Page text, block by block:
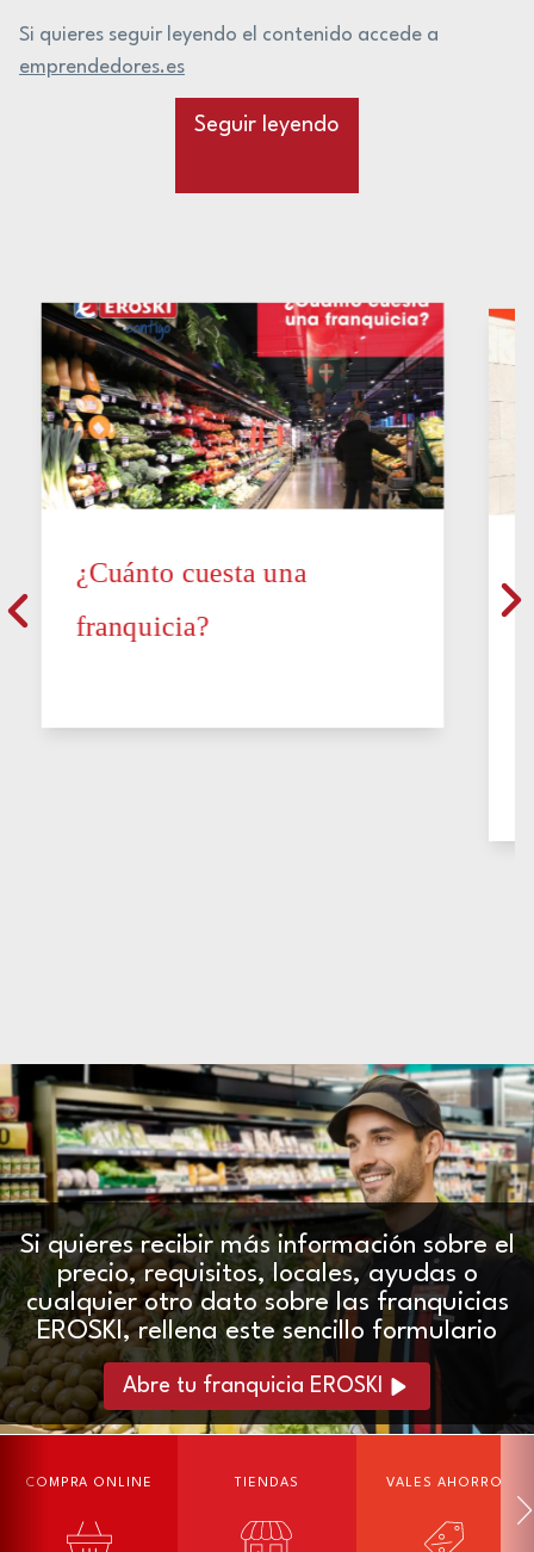
Si quieres seguir leyendo el contenido accede a
emprendedores.es
Seguir leyendo
¿Cuánto cuesta una
franquicia?
Si quieres recibir más información sobre el
precio, requisitos, locales, ayudas o
cualquier otro dato sobre las franquicias
EROSKI, rellena este sencillo formulario
Abre tu franquicia EROSKI
COMPRA ONLINE TIENDAS VALES AHORRO